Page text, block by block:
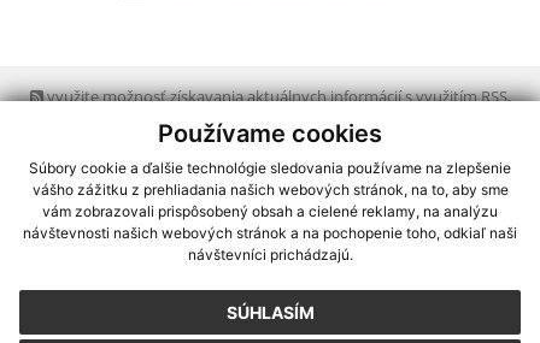
Používame cookies
Súbory cookie a ďalšie technológie sledovania používame na zlepšenie
vášho zážitku z prehliadania našich webových stránok, na to, aby sme
vám zobrazovali prispôsobený obsah a cielené reklamy, na analýzu
návštevnosti našich webových stránok a na pochopenie toho, odkiaľ naši
návštevníci prichádzajú.
SÚHLASÍM
využite možnosť získavania aktuálnych informácií s využitím RSS,
CMS systém (redakčný) systém ECHELON 2, Mapa stránok
webex.digital, s.r.o.,domény,registrácia domény
spoločnosť webex.digital, s.r.o.,technický prevádzkovateľ
Posledná aktualizácia:13.07.2026
Vytlačiť stránku|Vyhlásenie o prístupnosti